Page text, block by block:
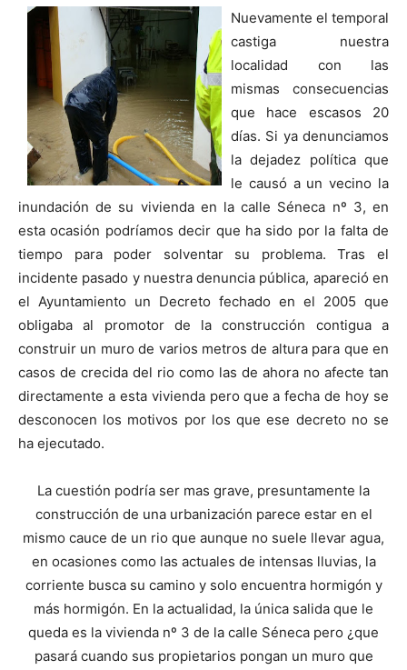
Nuevamente el temporal
castiga nuestra
localidad con las
mismas consecuencias
que hace escasos 20
días. Si ya denunciamos
la dejadez política que
le causó a un vecino la
inundación de su vivienda en la calle Séneca nº 3, en
esta ocasión podríamos decir que ha sido por la falta de
tiempo para poder solventar su problema. Tras el
incidente pasado y nuestra denuncia pública, apareció en
el Ayuntamiento un Decreto fechado en el 2005 que
obligaba al promotor de la construcción contigua a
construir un muro de varios metros de altura para que en
casos de crecida del rio como las de ahora no afecte tan
directamente a esta vivienda pero que a fecha de hoy se
desconocen los motivos por los que ese decreto no se
ha ejecutado.
La cuestión podría ser mas grave, presuntamente la
construcción de una urbanización parece estar en el
mismo cauce de un rio que aunque no suele llevar agua,
en ocasiones como las actuales de intensas lluvias, la
corriente busca su camino y solo encuentra hormigón y
más hormigón. En la actualidad, la única salida que le
queda es la vivienda nº 3 de la calle Séneca pero ¿que
pasará cuando sus propietarios pongan un muro que